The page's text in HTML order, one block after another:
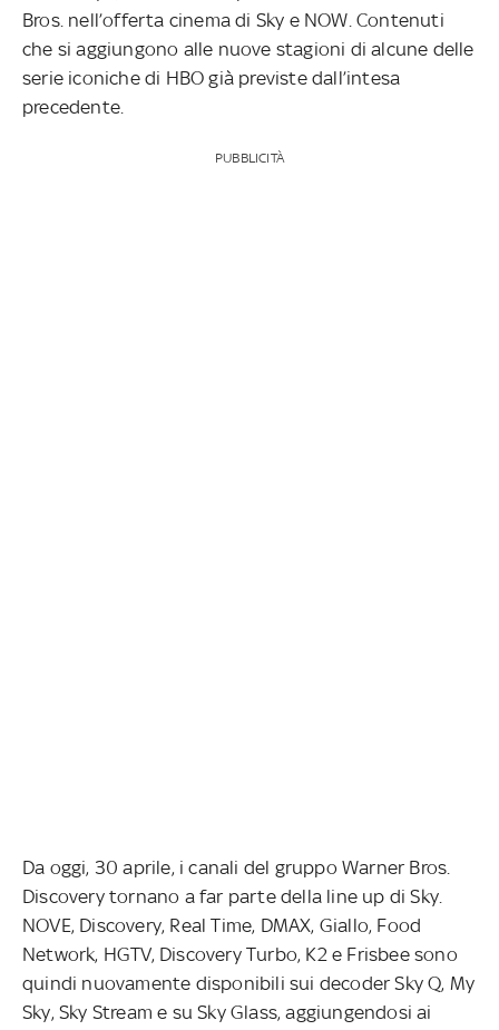
Bros. nell’offerta cinema di Sky e NOW. Contenuti
che si aggiungono alle nuove stagioni di alcune delle
serie iconiche di HBO già previste dall’intesa
precedente.
PUBBLICITÀ
Da oggi, 30 aprile, i canali del gruppo Warner Bros.
Discovery tornano a far parte della line up di Sky.
NOVE, Discovery, Real Time, DMAX, Giallo, Food
Network, HGTV, Discovery Turbo, K2 e Frisbee sono
quindi nuovamente disponibili sui decoder Sky Q, My
Sky, Sky Stream e su Sky Glass, aggiungendosi ai